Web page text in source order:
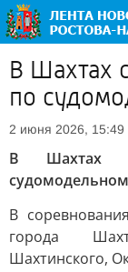
В Шахтах
по
2 июня 2026, 15:49
В Шахтах
В
города
Шахтинского,